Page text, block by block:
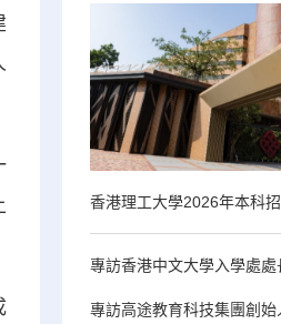
香港理工大學2026年本科
專訪香港中文大學入學處
專訪高途教育科技集團創始